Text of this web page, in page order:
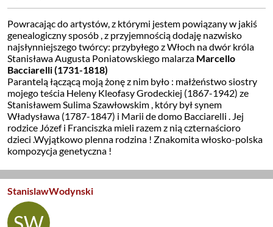
Powracając do artystów, z którymi jestem powiązany w jakiś
genealogiczny sposób , z przyjemnością dodaję nazwisko
najsłynniejszego twórcy: przybyłego z Włoch na dwór króla
Stanisława Augusta Poniatowskiego malarza Marcello
Bacciarelli (1731-1818)
Parantelą łączącą moją żonę z nim było : małżeństwo siostry
mojego teścia Heleny Kleofasy Grodeckiej (1867-1942) ze
Stanisławem Sulima Szawłowskim , który był synem
Władysława (1787-1847) i Marii de domo Bacciarelli . Jej
rodzice Józef i Franciszka mieli razem z nią czternaścioro
dzieci .Wyjątkowo plenna rodzina ! Znakomita włosko-polska
kompozycja genetyczna !
StanislawWodynski